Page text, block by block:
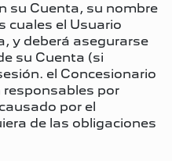
su Cuenta, su nombre
cuales el Usuario
y deberá asegurarse
su Cuenta (si
el Concesionario
por
por el
de las obligaciones